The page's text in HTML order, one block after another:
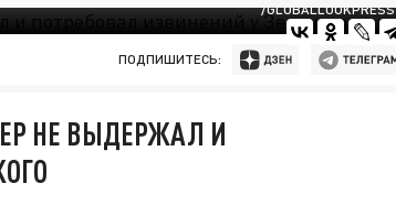
/GLOBALLOOKPRESS
ПОДПИШИТЕСЬ:
НЕ ВЫДЕРЖАЛ И